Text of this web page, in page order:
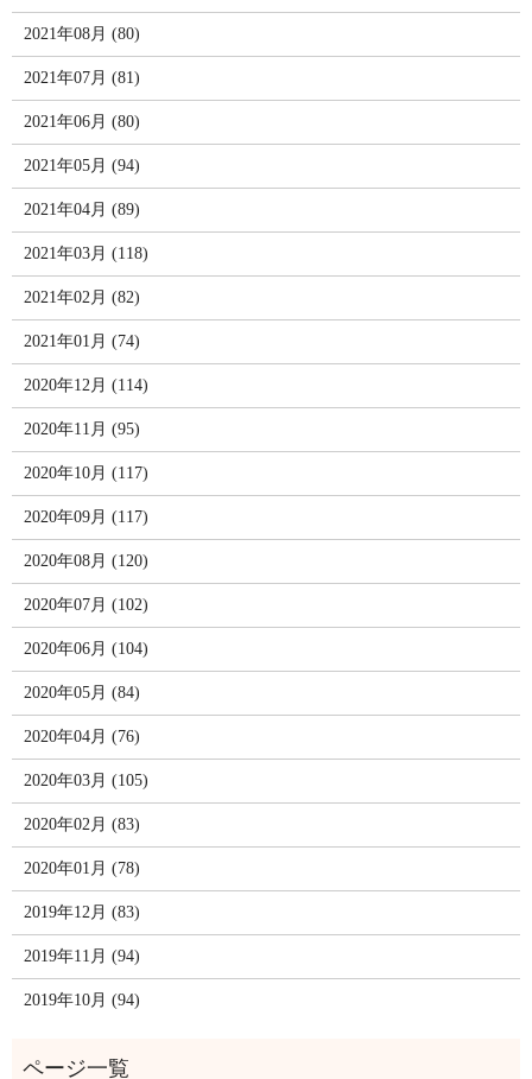
2021年08月 (80)
2021年07月 (81)
2021年06月 (80)
2021年05月 (94)
2021年04月 (89)
2021年03月 (118)
2021年02月 (82)
2021年01月 (74)
2020年12月 (114)
2020年11月 (95)
2020年10月 (117)
2020年09月 (117)
2020年08月 (120)
2020年07月 (102)
2020年06月 (104)
2020年05月 (84)
2020年04月 (76)
2020年03月 (105)
2020年02月 (83)
2020年01月 (78)
2019年12月 (83)
2019年11月 (94)
2019年10月 (94)